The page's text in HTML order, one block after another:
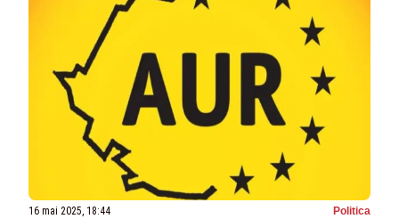
16 mai 2025, 18:44 Politica